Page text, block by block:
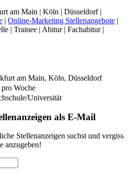
am Main | Köln | Düsseldorf |
| Online-Marketing Stellenangebote |
| Trainee | Abitur | Fachabitur |
am Main, Köln, Düsseldorf
Woche
Universität
als E-Mail
Stellenanzeigen suchst und vergiss
anzugeben!